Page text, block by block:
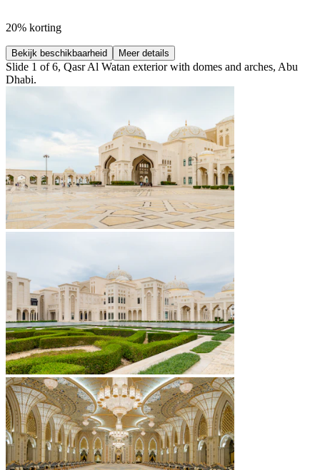
20% korting
Bekijk beschikbaarheid Meer details
Slide 1 of 6, Qasr Al Watan exterior with domes and arches, Abu
Dhabi.